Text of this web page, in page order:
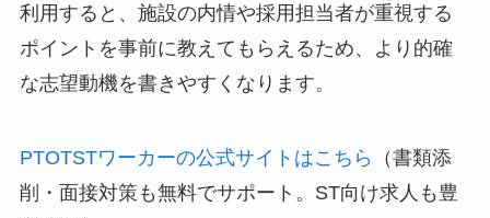
利用すると、施設の内情や採用担当者が重視する
ポイントを事前に教えてもらえるため、より的確
な志望動機を書きやすくなります。
PTOTSTワーカーの公式サイトはこちら
（書類添
削・面接対策も無料でサポート。ST向け求人も豊